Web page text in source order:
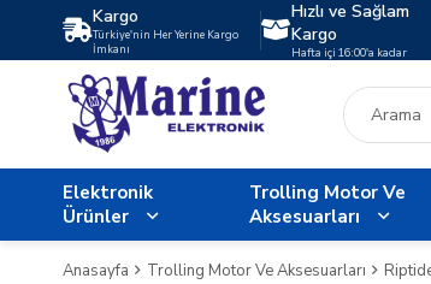
Kargo
Türkiye'nin Her Yerine Kargo
İmkanı
Hızlı ve Sağlam
Kargo
Hafta içi 16:00'a kadar
Elektronik
Ürünler
Trolling Motor Ve
Aksesuarları
Anasayfa Trolling Motor Ve Aksesuarları